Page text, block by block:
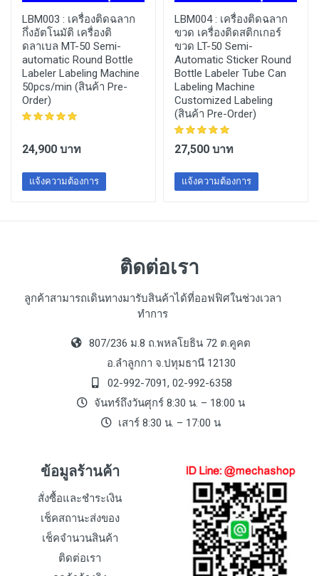
LBM003 : เครื่องติดฉลาก
กึ่งอัตโนมัติ เครื่องติ
ดลาเบล MT-50 Semi-
automatic Round Bottle
Labeler Labeling Machine
50pcs/min (สินค้า Pre-
Order)
24,900 บาท
แจ้งความต้องการ
LBM004 : เครื่องติดฉลาก
ขวด เครื่องติดสติกเกอร์
ขวด LT-50 Semi-
Automatic Sticker Round
Bottle Labeler Tube Can
Labeling Machine
Customized Labeling
(สินค้า Pre-Order)
27,500 บาท
แจ้งความต้องการ
ติดต่อเรา
ลูกค้าสามารถเดินทางมารับสินค้าได้ที่ออฟฟิศในช่วงเวลา
ทำการ
807/236 ม.8 ถ.พหลโยธิน 72 ต.คูคต
อ.ลำลูกกา จ.ปทุมธานี 12130
02-992-7091, 02-992-6358
จันทร์ถึงวันศุกร์ 8:30 น. – 18:00 น
เสาร์ 8:30 น. – 17:00 น
ข้อมูลร้านค้า
สั่งซื้อและชำระเงิน
เช็คสถานะส่งของ
เช็คจำนวนสินค้า
ติดต่อเรา